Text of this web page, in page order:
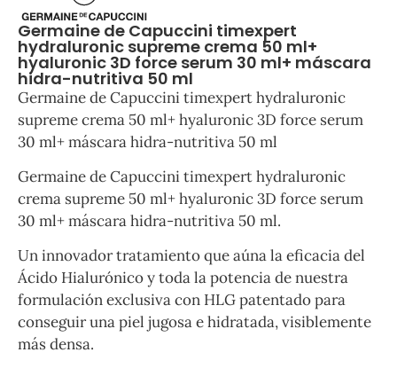
Germaine de Capuccini timexpert
hydraluronic supreme crema 50 ml+
hyaluronic 3D force serum 30 ml+ máscara
hidra-nutritiva 50 ml
Germaine de Capuccini timexpert hydraluronic
supreme crema 50 ml+ hyaluronic 3D force serum
30 ml+ máscara hidra-nutritiva 50 ml
Germaine de Capuccini timexpert hydraluronic
crema supreme 50 ml+ hyaluronic 3D force serum
30 ml+ máscara hidra-nutritiva 50 ml.
Un innovador tratamiento que aúna la eficacia del
Ácido Hialurónico y toda la potencia de nuestra
formulación exclusiva con HLG patentado para
conseguir una piel jugosa e hidratada, visiblemente
más densa.